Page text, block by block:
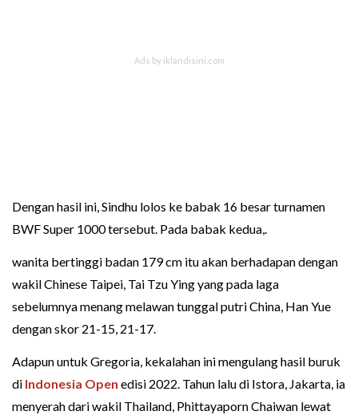
Dengan hasil ini, Sindhu lolos ke babak 16 besar turnamen
BWF Super 1000 tersebut. Pada babak kedua,.
wanita bertinggi badan 179 cm itu akan berhadapan dengan
wakil Chinese Taipei, Tai Tzu Ying yang pada laga
sebelumnya menang melawan tunggal putri China, Han Yue
dengan skor 21-15, 21-17.
Adapun untuk Gregoria, kekalahan ini mengulang hasil buruk
di Indonesia Open edisi 2022. Tahun lalu di Istora, Jakarta, ia
menyerah dari wakil Thailand, Phittayaporn Chaiwan lewat